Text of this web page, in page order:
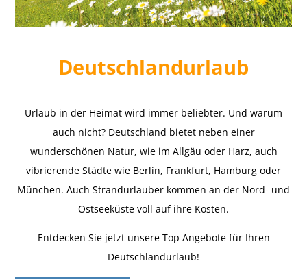
Deutschlandurlaub
Urlaub in der Heimat wird immer beliebter. Und warum
auch nicht? Deutschland bietet neben einer
wunderschönen Natur, wie im Allgäu oder Harz, auch
vibrierende Städte wie Berlin, Frankfurt, Hamburg oder
München. Auch Strandurlauber kommen an der Nord- und
Ostseeküste voll auf ihre Kosten.
Entdecken Sie jetzt unsere Top Angebote für Ihren
Deutschlandurlaub!